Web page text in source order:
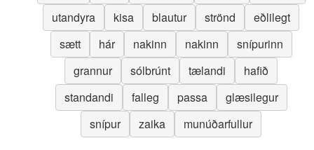
utandyra
kisa blautur strönd
eðlilegt
sætt
hár nakinn nakinn
snípurinn
grannur
sólbrúnt tælandi
hafið
standandi
falleg passa
glæsilegur
snípur
zaika munúðarfullur